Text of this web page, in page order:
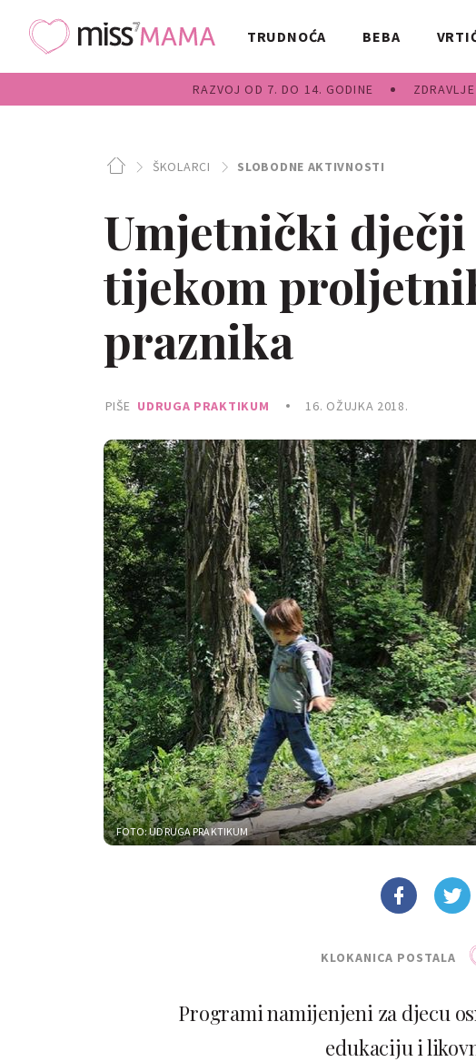
TRUDNOĆA BEBA
RAZVOJ OD 7. DO 14. GODINE
ŠKOLARCI SLOBODNE AKTIVNOSTI
Umjetnički
tijekom
praznika
PIŠE UDRUGA PRAKTIKUM 16. OŽUJKA 2018.
FOTO: UDRUGA PRAKTIKUM
KLOKANICA POSTALA
Programi namijenjeni za djecu
edukaciju i